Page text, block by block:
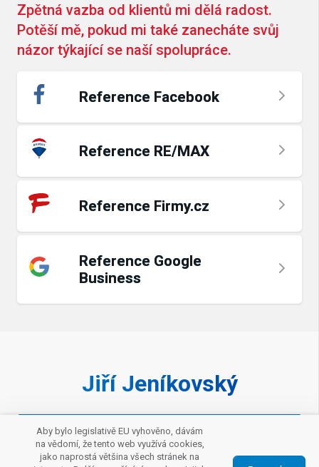
Zpětná vazba od klientů mi dělá radost.
Potěší mě, pokud mi také zanecháte svůj
názor týkající se naší spolupráce.
Reference Facebook
Reference RE/MAX
Reference Firmy.cz
Reference Google
Business
Jiří Jeníkovský
Zavolat makléři
Napište mi e-mail
Aby bylo legislativě EU vyhověno, dávám
na vědomí, že tento web využívá cookies,
jako naprostá většina všech stránek na